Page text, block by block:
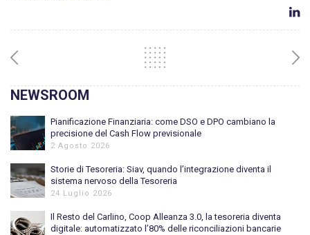
NEWSROOM
Pianificazione Finanziaria: come DSO e DPO cambiano la
precisione del Cash Flow previsionale
2 Agosto 2026
Storie di Tesoreria: Siav, quando l’integrazione diventa il
sistema nervoso della Tesoreria
24 Luglio 2026
Il Resto del Carlino, Coop Alleanza 3.0, la tesoreria diventa
digitale: automatizzato l’80% delle riconciliazioni bancarie